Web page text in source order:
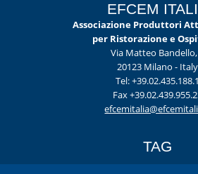
EFCEM
Associazione Produttori
per Ristorazione e
Via Matteo
20123 Milano - Italy
Tel: +39.02.435.188.1
Fax
TAG